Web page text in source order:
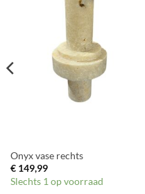
Onyx vase rechts
€149,99
Slechts 1 op voorraad